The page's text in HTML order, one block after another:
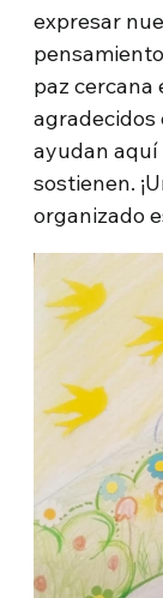
expresar
paz cercana
agradecidos
ayudan aquí
sostienen.
organizado